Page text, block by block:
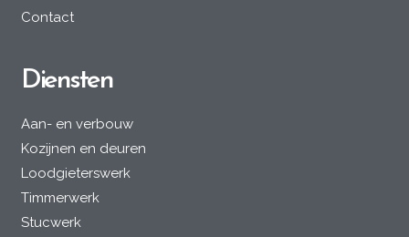
Contact
Diensten
Aan- en verbouw
Kozijnen en deuren
Loodgieterswerk
Timmerwerk
Stucwerk